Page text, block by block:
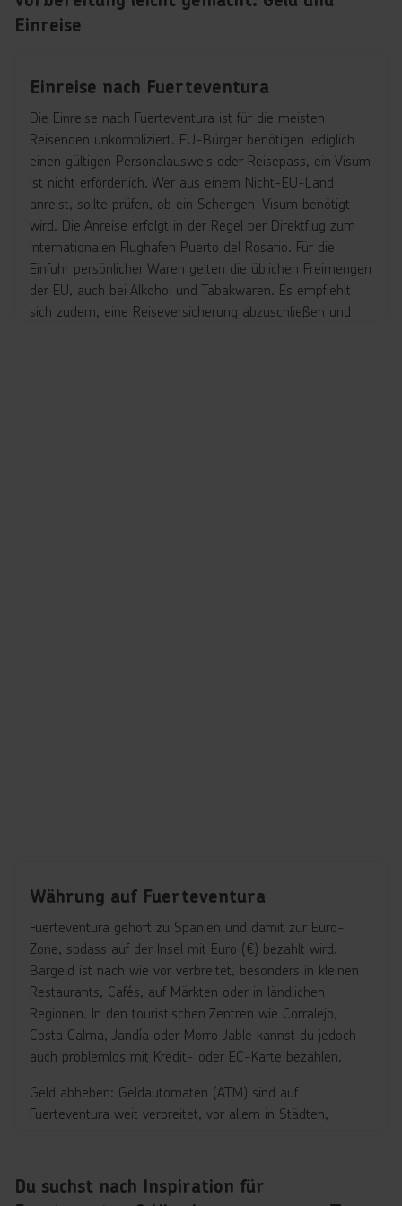
Einreise
Einreise nach Fuerteventura
Die Einreise nach Fuerteventura ist für die meisten
Reisenden unkompliziert. EU-Bürger benötigen lediglich
einen gültigen Personalausweis oder Reisepass, ein Visum
ist nicht erforderlich. Wer aus einem Nicht-EU-Land
anreist, sollte prüfen, ob ein Schengen-Visum benötigt
wird. Die Anreise erfolgt in der Regel per Direktflug zum
internationalen Flughafen Puerto del Rosario. Für die
Einfuhr persönlicher Waren gelten die üblichen Freimengen
der EU, auch bei Alkohol und Tabakwaren. Es empfiehlt
sich zudem, eine Reiseversicherung abzuschließen und
Währung auf Fuerteventura
Fuerteventura gehört zu Spanien und damit zur Euro-
Zone, sodass auf der Insel mit Euro (€) bezahlt wird.
Bargeld ist nach wie vor verbreitet, besonders in kleinen
Restaurants, Cafés, auf Märkten oder in ländlichen
Regionen. In den touristischen Zentren wie Corralejo,
Costa Calma, Jandía oder Morro Jable kannst du jedoch
auch problemlos mit Kredit- oder EC-Karte bezahlen.
Geld abheben: Geldautomaten (ATM) sind auf
Fuerteventura weit verbreitet, vor allem in Städten,
akzeptiert, während American Express weniger verbreitet
ist. Beim Abheben solltest du auf mögliche Gebühren
Du suchst nach Inspiration für